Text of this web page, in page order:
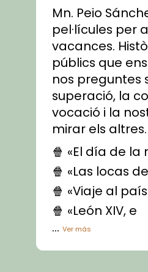
Mn. Peio
pel·lícules per
vacances.
públics que
nos preguntes
superació, la
vocació i la
mirar els altres.
🍿 «El día de la
🍿 «Las locas
🍿 «Viaje al
🍿 «León XIV, e
...Ver más
Vídeo